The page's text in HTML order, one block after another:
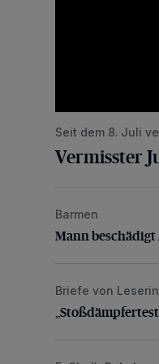
Seit dem 8. Juli
Vermisster
Mann beschädigt
Barmen
Mann
Briefe von